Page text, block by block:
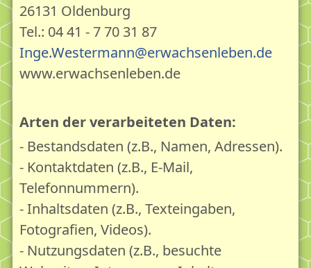
26131 Oldenburg
Tel.: 04 41 - 7 70 31 87
Inge.Westermann@erwachsenleben.de
www.erwachsenleben.de
Arten der verarbeiteten Daten:
- Bestandsdaten (z.B., Namen, Adressen).
- Kontaktdaten (z.B., E-Mail,
Telefonnummern).
- Inhaltsdaten (z.B., Texteingaben,
Fotografien, Videos).
- Nutzungsdaten (z.B., besuchte